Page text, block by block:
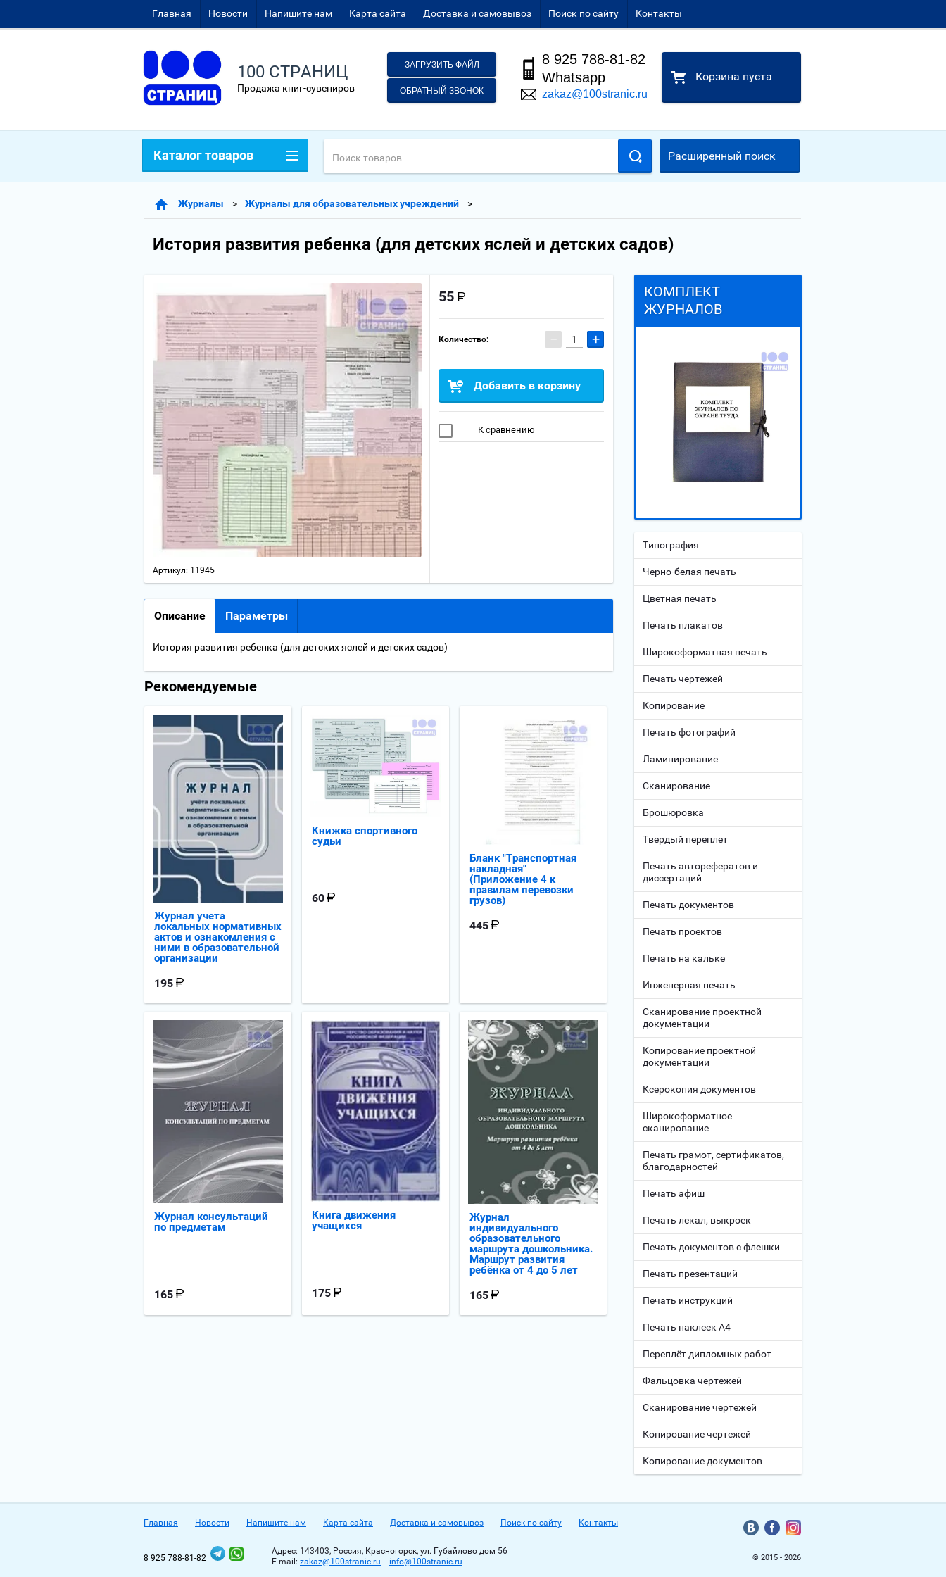
Главная Новости Напишите нам Карта сайта Доставка и самовывоз Поиск по сайту Контакты
100 СТРАНИЦ
Продажа книг-сувениров
ЗАГРУЗИТЬ ФАЙЛ
ОБРАТНЫЙ ЗВОНОК
8 925 788-81-82
Whatsapp
zakaz@100stranic.ru
Корзина пуста
Расширенный поиск
Журналы Журналы для образовательных учреждений
История развития ребенка (для детских яслей и детских садов)
Артикул: 11945
55
Количество: − +
Добавить в корзину
К сравнению
Описание Параметры
История развития ребенка (для детских яслей и детских садов)
Рекомендуемые
Журнал учета
локальных нормативных
актов и ознакомления с
ними в образовательной
организации
195
Книжка спортивного
судьи
60
Бланк "Транспортная
накладная"
(Приложение 4 к
правилам перевозки
грузов)
445
Журнал консультаций
по предметам
165
Книга движения
учащихся
175
Журнал
индивидуального
образовательного
маршрута дошкольника.
Маршрут развития
ребёнка от 4 до 5 лет
165
Каталог товаров
КОМПЛЕКТ
ЖУРНАЛОВ
Типография
Черно-белая печать
Цветная печать
Печать плакатов
Широкоформатная печать
Печать чертежей
Копирование
Печать фотографий
Ламинирование
Сканирование
Брошюровка
Твердый переплет
Печать авторефератов и
диссертаций
Печать документов
Печать проектов
Печать на кальке
Инженерная печать
Сканирование проектной
документации
Копирование проектной
документации
Ксерокопия документов
Широкоформатное
сканирование
Печать грамот, сертификатов,
благодарностей
Печать афиш
Печать лекал, выкроек
Печать документов с флешки
Печать презентаций
Печать инструкций
Печать наклеек А4
Переплёт дипломных работ
Фальцовка чертежей
Сканирование чертежей
Копирование чертежей
Копирование документов
Главная Новости Напишите нам Карта сайта Доставка и самовывоз Поиск по сайту Контакты
8 925 788-81-82
Адрес: 143403, Россия, Красногорск, ул. Губайлово дом 56
Е-mail: zakaz@100stranic.ru info@100stranic.ru © 2015 - 2026